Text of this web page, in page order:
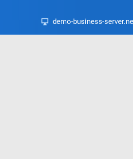
demo-business-